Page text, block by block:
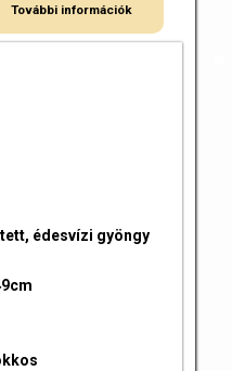
További információk
édesvízi gyöngy